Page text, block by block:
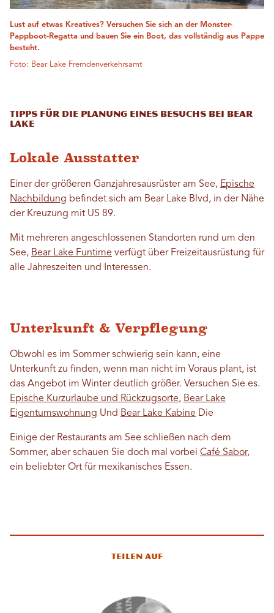
Lust auf etwas Kreatives? Versuchen Sie sich an der Monster-
Pappboot-Regatta und bauen Sie ein Boot, das vollständig aus Pappe
besteht.
Foto: Bear Lake Fremdenverkehrsamt
Tipps für die Planung eines Besuchs bei Bear
Lake
Lokale Ausstatter
Einer der größeren Ganzjahresausrüster am See, Epische
Nachbildung befindet sich am Bear Lake Blvd, in der Nähe
der Kreuzung mit US 89.
Mit mehreren angeschlossenen Standorten rund um den
See, Bear Lake Funtime verfügt über Freizeitausrüstung für
alle Jahreszeiten und Interessen.
Unterkunft & Verpflegung
Obwohl es im Sommer schwierig sein kann, eine
Unterkunft zu finden, wenn man nicht im Voraus plant, ist
das Angebot im Winter deutlich größer. Versuchen Sie es.
Epische Kurzurlaube und Rückzugsorte, Bear Lake
Eigentumswohnung Und Bear Lake Kabine Die
Einige der Restaurants am See schließen nach dem
Sommer, aber schauen Sie doch mal vorbei Café Sabor,
ein beliebter Ort für mexikanisches Essen.
Teilen auf